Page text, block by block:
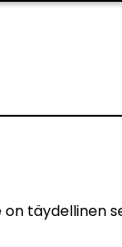
on täydellinen